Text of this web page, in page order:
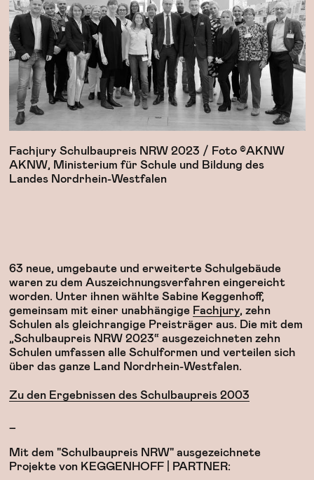
Fachjury Schulbaupreis NRW 2023 / Foto ©AKNW
AKNW, Ministerium für Schule und Bildung des
Landes Nordrhein-Westfalen
63 neue, umgebaute und erweiterte Schulgebäude
waren zu dem Auszeichnungsverfahren eingereicht
worden. Unter ihnen wählte Sabine Keggenhoff,
gemeinsam mit einer unabhängige Fachjury, zehn
Schulen als gleichrangige Preisträger aus. Die mit dem
„Schulbaupreis NRW 2023“ ausgezeichneten zehn
Schulen umfassen alle Schulformen und verteilen sich
über das ganze Land Nordrhein-Westfalen.
Zu den Ergebnissen des Schulbaupreis 2003
Mit dem "Schulbaupreis NRW" ausgezeichnete
Projekte von KEGGENHOFF | PARTNER: